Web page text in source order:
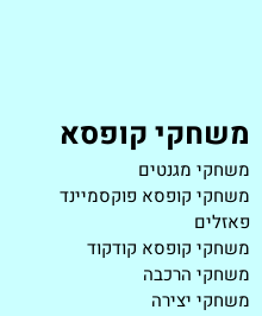
משחקי קופסא
משחקי מגנטים
משחקי קופסא פוקסמיינד
פאזלים
משחקי קופסא קודקוד
משחקי הרכבה
משחקי יצירה